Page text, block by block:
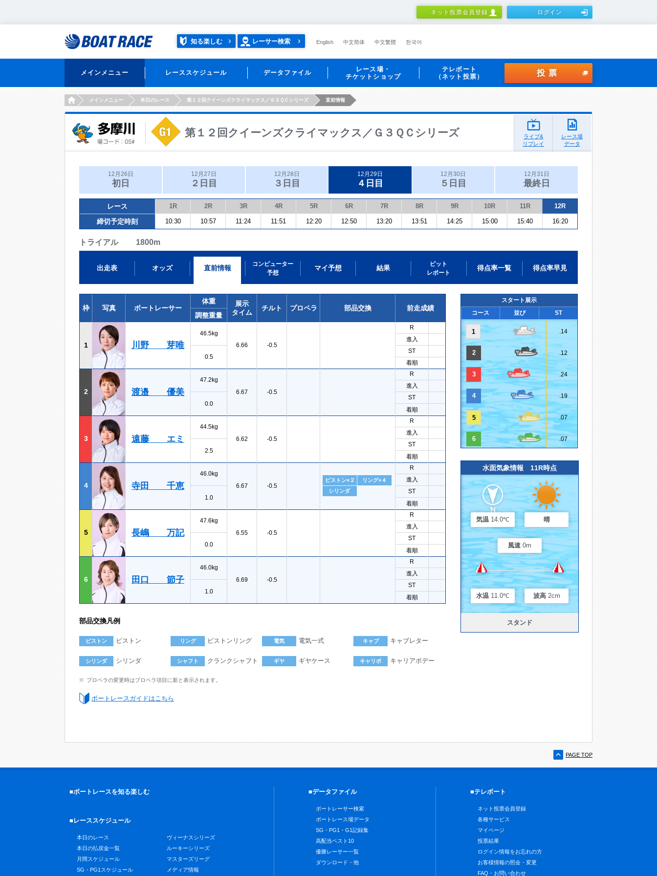
ネット投票会員登録 ログイン
知る楽しむ レーサー検索 English 中文简体 中文繁體 한국어
メインメニュー レーススケジュール データファイル
レース場・
チケットショップ
テレボート
（ネット投票）
投票
HOMEメインメニュー 本日のレース 第１２回クイーンズクライマックス／Ｇ３ＱＣシリーズ 直前情報
第１２回クイーンズクライマックス／Ｇ３ＱＣシリーズ
ライブ&
リプレイ
レース場
データ
12月26日
初日
12月27日
２日目
12月28日
３日目
12月29日
４日目
12月30日
５日目
12月31日
最終日
レース 1R 2R 3R 4R 5R 6R 7R 8R 9R 10R 11R 12R
締切予定時刻 10:30 10:57 11:24 11:51 12:20 12:50 13:20 13:51 14:25 15:00 15:40 16:20
トライアル 1800m
出走表 オッズ 直前情報
コンピューター
予想
マイ予想 結果
ピット
レポート
得点率一覧 得点率早見
枠 写真 ボートレーサー
体重
展示
タイム
チルト プロペラ 部品交換
前走成績
調整重量
1 川野 芽唯
46.5kg
6.66
-0.5
R
進入
0.5
ST
着順
2 渡邉 優美
47.2kg
6.67
-0.5
R
進入
0.0
ST
着順
3 遠藤 エミ
44.5kg
6.62
-0.5
R
進入
2.5
ST
着順
4 寺田 千恵
46.0kg
6.67
-0.5
ピストン×２
リング×４
シリンダ
R
進入
1.0
ST
着順
5 長嶋 万記
47.6kg
6.55
-0.5
R
進入
0.0
ST
着順
6 田口 節子
46.0kg
6.69
-0.5
R
進入
1.0
ST
着順
部品交換凡例
ピストン ピストン リング ピストンリング 電気 電気一式 キャブ キャブレター
シリンダ シリンダ シャフト クランクシャフト ギヤ ギヤケース キャリボ キャリアボデー
プロペラの変更時はプロペラ項目に新と表示されます。
ボートレースガイドはこちら
スタート展示
コース
並び ST
1 .14
2 .12
3 .24
4 .19
5 .07
6 .07
水面気象情報 11R時点
気温 14.0℃ 晴
風速 0m
水温 11.0℃ 波高 2cm
スタンド
PAGE TOP
■ボートレースを知る楽しむ
■レーススケジュール
本日のレース
本日の払戻金一覧
月間スケジュール
SG・PG1スケジュール
ヴィーナスシリーズ
ルーキーシリーズ
マスターズリーグ
メディア情報
■データファイル
ボートレーサー検索
ボートレース場データ
SG・PG1・G1記録集
高配当ベスト10
優勝レーサー一覧
ダウンロード・他
■テレボート
ネット投票会員登録
各種サービス
マイページ
投票結果
ログイン情報をお忘れの方
お客様情報の照会・変更
FAQ・お問い合わせ